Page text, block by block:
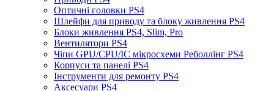
Оптичні головки PS4
Шлейфи для приводу та блоку живлення PS4
Блоки живлення PS4, Slim, Pro
Вентилятори PS4
Чіпи GPU/CPU/IC мікросхеми Реболлінг PS4
Корпуси та панелі PS4
Інструменти для ремонту PS4
Аксесуари PS4